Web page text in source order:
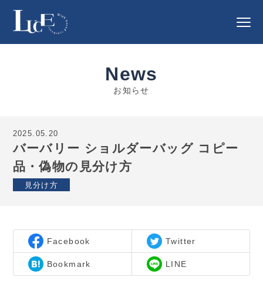
News
お知らせ
2025.05.20
バーバリー ショルダーバッグ コピー
品・偽物の見分け方
見分け方
Facebook Twitter
Bookmark LINE